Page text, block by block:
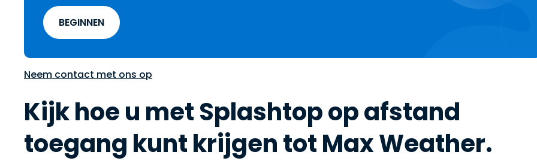
BEGINNEN
Neem contact met ons op
Kijk hoe u met Splashtop op afstand
toegang kunt krijgen tot Max Weather.